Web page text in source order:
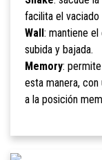
facilita el vaciado
Wall : mantiene
subida y bajada.
Memory:
esta manera,
a la posición